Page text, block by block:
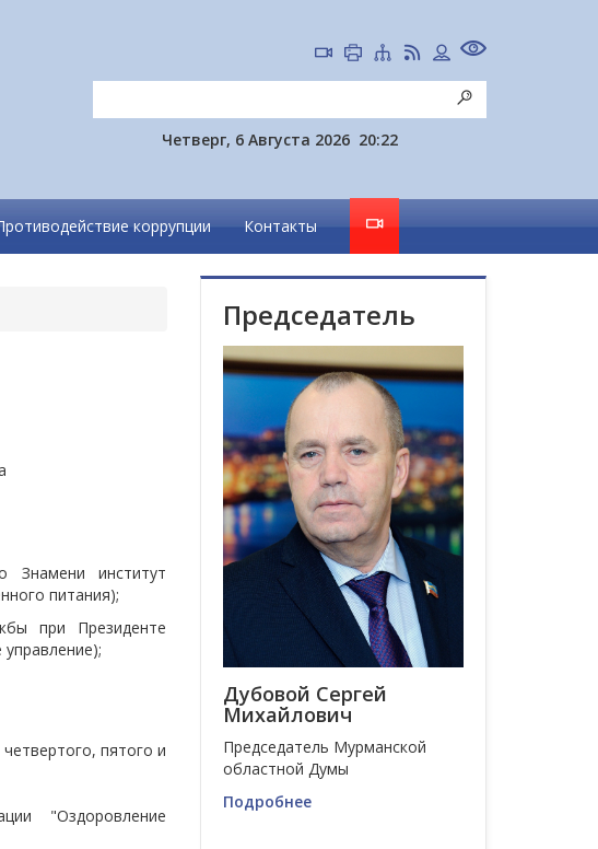
Четверг, 6 Августа 2026 20:22
коррупции Контакты
Знамени институт
питания);
при Президенте
пятого и
"Оздоровление
Председатель
Дубовой Сергей
Михайлович
Председатель Мурманской
областной Думы
Подробнее